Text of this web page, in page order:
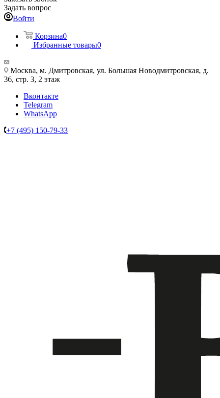
Задать вопрос
Войти
Корзина0
Избранные товары0
Москва, м. Дмитровская, ул. Большая Новодмитровская, д.
36, стр. 3, 2 этаж
Вконтакте
Telegram
WhatsApp
+7 (495) 150-79-33